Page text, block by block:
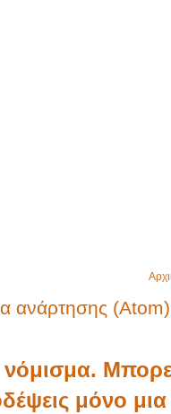
ανάρτησης (Atom)
νόμισμα.
μόνο